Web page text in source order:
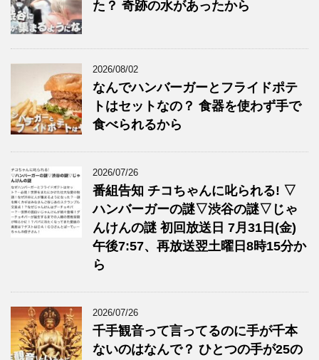
た？ 奇跡の水があったから
2026/08/02
なんでハンバーガーとフライドポテ
トはセットなの？ 食器を使わず手で
食べられるから
2026/07/26
番組告知 チコちゃんに叱られる! ▽
ハンバーガーの謎▽渋谷の謎▽じゃ
んけんの謎 初回放送日 7月31日(金)
午後7:57、再放送翌土曜日8時15分か
ら
2026/07/26
千手観音って言ってるのに手が千本
ないのはなんで？ ひとつの手が25の